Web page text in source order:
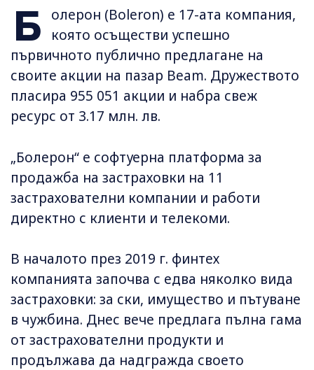
Б
олерон (Boleron) е 17-ата компания,
която осъществи успешно
първичното публично предлагане на
своите акции на пазар Beam. Дружеството
пласира 955 051 акции и набра свеж
ресурс от 3.17 млн. лв.
„Болерон“ е софтуерна платформа за
продажба на застраховки на 11
застрахователни компании и работи
директно с клиенти и телекоми.
В началото през 2019 г. финтех
компанията започва с едва няколко вида
застраховки: за ски, имущество и пътуване
в чужбина. Днес вече предлага пълна гама
от застрахователни продукти и
продължава да надгражда своето